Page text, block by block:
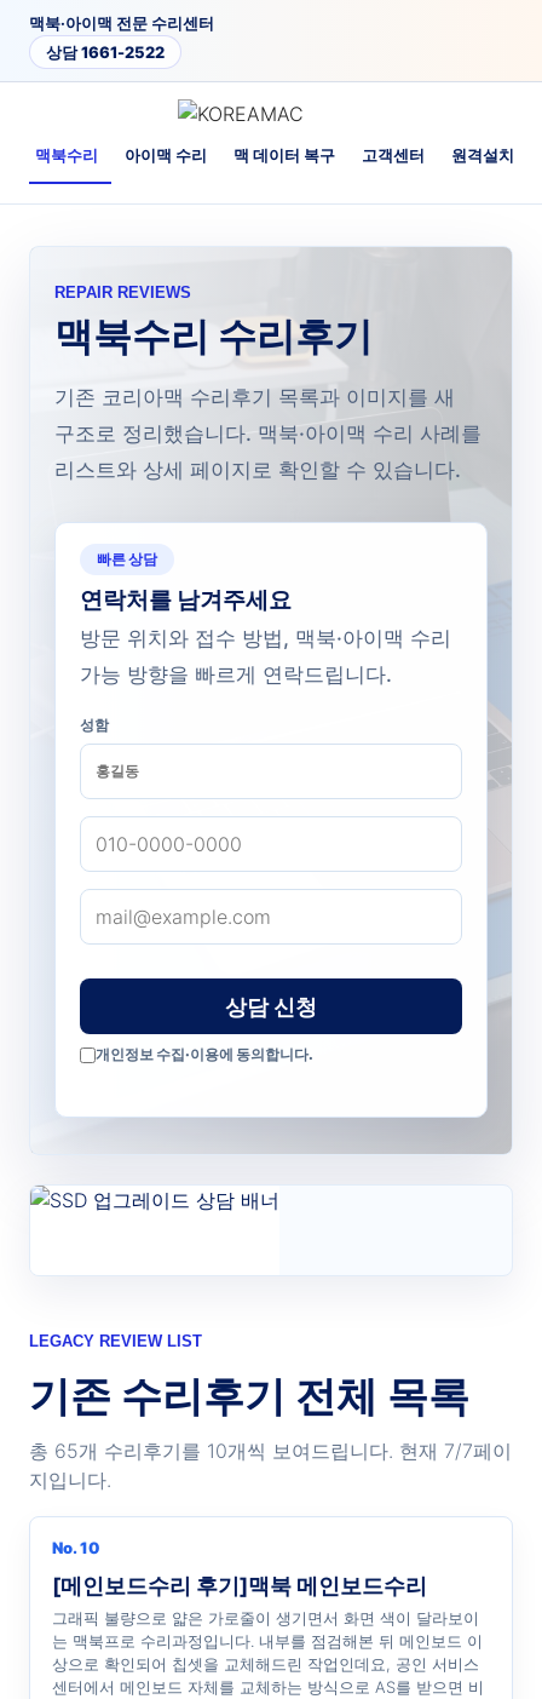
맥북·아이맥 전문 수리센터
상담 1661-2522
맥북수리 아이맥 수리 맥 데이터 복구 고객센터 원격설치·업
REPAIR REVIEWS
맥북수리 수리후기
기존 코리아맥 수리후기 목록과 이미지를 새
구조로 정리했습니다. 맥북·아이맥 수리 사례를
리스트와 상세 페이지로 확인할 수 있습니다.
빠른 상담
연락처를 남겨주세요
방문 위치와 접수 방법, 맥북·아이맥 수리
가능 방향을 빠르게 연락드립니다.
성함
상담 신청
개인정보 수집·이용에 동의합니다.
LEGACY REVIEW LIST
기존 수리후기 전체 목록
총 65개 수리후기를 10개씩 보여드립니다. 현재 7/7페이
지입니다.
No. 10
[메인보드수리 후기]맥북 메인보드수리
그래픽 불량으로 얇은 가로줄이 생기면서 화면 색이 달라보이
는 맥북프로 수리과정입니다. 내부를 점검해본 뒤 메인보드 이
상으로 확인되어 칩셋을 교체해드린 작업인데요, 공인 서비스
센터에서 메인보드 자체를 교체하는 방식으로 AS를 받으면 비